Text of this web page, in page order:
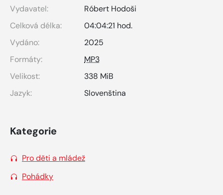
Vydavatel:
Róbert Hodoši
Celková délka:
04:04:21 hod.
Vydáno:
2025
Formáty:
MP3
Velikost:
338 MiB
Jazyk:
Slovenština
Kategorie
Pro děti a mládež
Pohádky